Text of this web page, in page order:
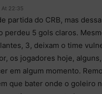
At 22:35
partida do CRB, mas
perdeu 5 gols claros.
3, deixam o time
os jogadores hoje,
em algum momento.
que bater onde o goleiro